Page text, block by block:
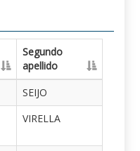
Segundo
apellido
SEIJO
VIRELLA